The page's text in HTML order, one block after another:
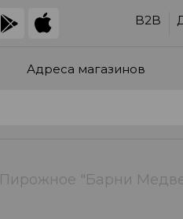
B2B
Адреса магазинов
Пирожное "Барни